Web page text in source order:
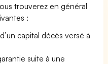
trouverez en général
:
capital décès versé à
suite à une